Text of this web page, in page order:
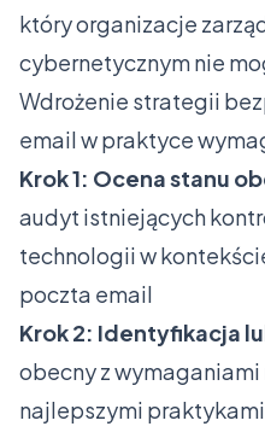
który organizacje
cybernetycznym nie
Wdrożenie strategii
email w praktyce
Krok 1: Ocena stanu
audyt istniejących
technologii w
poczta email
Krok 2: Identyfikacja
obecny z
najlepszymi